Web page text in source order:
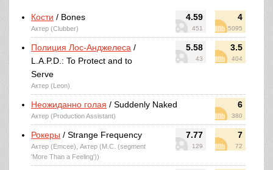
4.59
451
4
5095
Кости / Bones
Актер (Clubber)
5.58
43
3.5
404
Полиция Лос-Анджелеса /
L.A.P.D.: To Protect and to
Serve
Актер (Leon)
6
380
Неожиданно голая / Suddenly Naked
Актер (Production Assistant)
7.77
129
7
72
Рокеры / Strange Frequency
Актер (Emcee), Актер (M.C. (segment
'More Than a Feeling'))